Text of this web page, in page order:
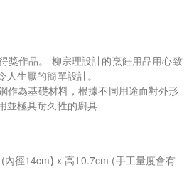
獎作品。 柳宗理設計的烹飪用品用心致
生厭的簡單設計。
作為基礎材料，根據不同用途而對外形
並極具耐久性的廚具
內徑14cm) x 高10.7cm (手工量度會有